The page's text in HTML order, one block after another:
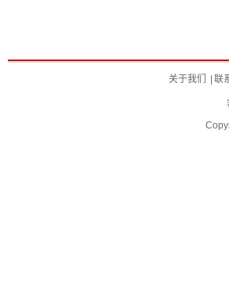
关于我们 联